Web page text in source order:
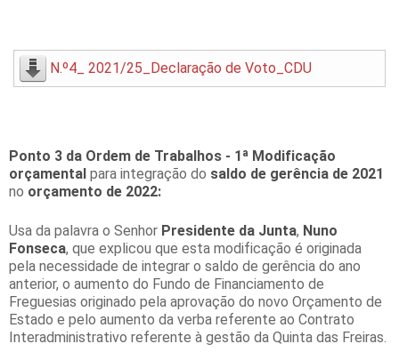
N.º4_ 2021/25_Declaração de Voto_CDU
Ponto 3 da Ordem de Trabalhos - 1ª Modificação
orçamental para integração do saldo de gerência de 2021
no orçamento de 2022:
Usa da palavra o Senhor Presidente da Junta, Nuno
Fonseca, que explicou que esta modificação é originada
pela necessidade de integrar o saldo de gerência do ano
anterior, o aumento do Fundo de Financiamento de
Freguesias originado pela aprovação do novo Orçamento de
Estado e pelo aumento da verba referente ao Contrato
Interadministrativo referente à gestão da Quinta das Freiras.